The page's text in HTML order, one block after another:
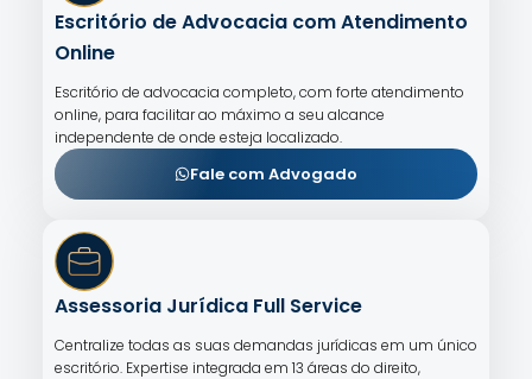
Escritório de Advocacia com Atendimento
Online
Escritório de advocacia completo, com forte atendimento
online, para facilitar ao máximo a seu alcance
independente de onde esteja localizado.
Fale com Advogado
Assessoria Jurídica Full Service
Centralize todas as suas demandas jurídicas em um único
escritório. Expertise integrada em 13 áreas do direito,